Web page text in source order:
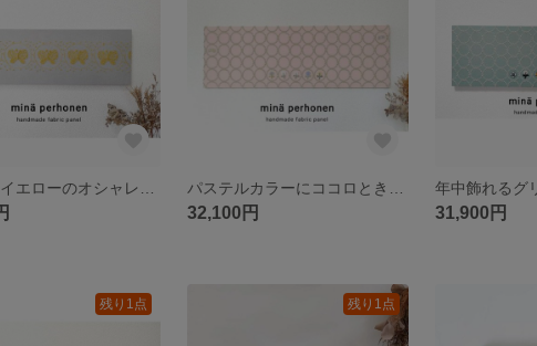
32,100円 31,900円
残り1点 残り1点